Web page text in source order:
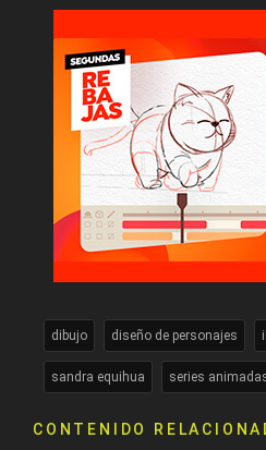
dibujo diseño de personajes
sandra equihua series
CONTENIDO